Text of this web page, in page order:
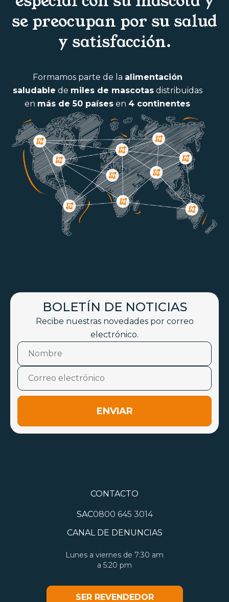
se preocupan por su salud
y satisfacción.
Formamos parte de la alimentación
saludable de miles de mascotasdistribuidas
en más de 50 países en 4 continentes
BOLETÍN DE NOTICIAS
Recibe nuestras novedades por correo
electrónico.
ENVIAR
CONTACTO
SAC0800 645 3014
CANAL DE DENUNCIAS
Lunes a viernes de 7:30 am
a 5:20 pm
SER REVENDEDOR